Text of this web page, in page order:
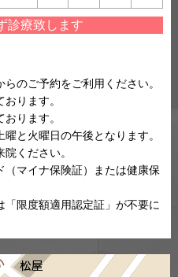
診療致します
のご予約をご利用ください。
ります。
ります。
と火曜日の午後となります。
ください。
（マイナ保険証）または健康保
限度額適用認定証」が不要に